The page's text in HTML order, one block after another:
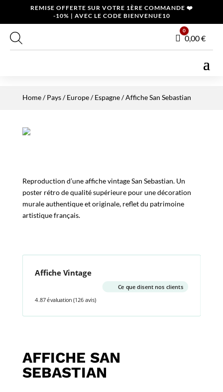
REMISE OFFERTE SUR VOTRE 1ÈRE COMMANDE ❤️
-10% | AVEC LE CODE BIENVENUE10
Panier
0
0,00€
Home/Pays/Europe/Espagne/ Affiche San Sebastian
Reproduction d’une affiche vintage San Sebastian. Un
poster rétro de qualité supérieure pour une décoration
murale authentique et originale, reflet du patrimoine
artistique français.
Affiche Vintage
Ce que disent nos clients
4.87 évaluation (126 avis)
AFFICHE SAN
SEBASTIAN